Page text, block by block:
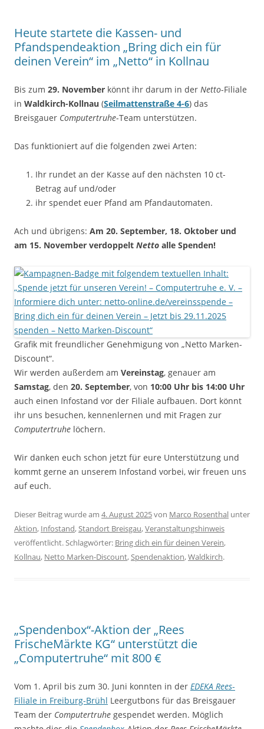
Heute startete die Kassen- und
Pfandspendeaktion „Bring dich ein für
deinen Verein“ im „Netto“ in Kollnau
Bis zum 29. November könnt ihr darum in der Netto-Filiale
in Waldkirch-Kollnau (Seilmattenstraße 4-6) das
Breisgauer Computertruhe-Team unterstützen.
Das funktioniert auf die folgenden zwei Arten:
Ihr rundet an der Kasse auf den nächsten 10 ct-
Betrag auf und/oder
ihr spendet euer Pfand am Pfandautomaten.
Ach und übrigens: Am 20. September, 18. Oktober und
am 15. November verdoppelt Netto alle Spenden!
Grafik mit freundlicher Genehmigung von „Netto Marken-
Discount“.
Wir werden außerdem am Vereinstag, genauer am
Samstag, den 20. September, von 10:00 Uhr bis 14:00 Uhr
auch einen Infostand vor der Filiale aufbauen. Dort könnt
ihr uns besuchen, kennenlernen und mit Fragen zur
Computertruhe löchern.
Wir danken euch schon jetzt für eure Unterstützung und
kommt gerne an unserem Infostand vorbei, wir freuen uns
auf euch.
Dieser Beitrag wurde am 4. August 2025von Marco Rosenthal unter
Aktion, Infostand,Standort Breisgau,Veranstaltungshinweis
veröffentlicht. Schlagwörter: Bring dich ein für deinen Verein,
Kollnau, Netto Marken-Discount,Spendenaktion,Waldkirch.
„Spendenbox“-Aktion der „Rees
FrischeMärkte KG“ unterstützt die
„Computertruhe“ mit 800 €
Vom 1. April bis zum 30. Juni konnten in der EDEKA Rees-
Filiale in Freiburg-Brühl Leergutbons für das Breisgauer
Team der Computertruhe gespendet werden. Möglich